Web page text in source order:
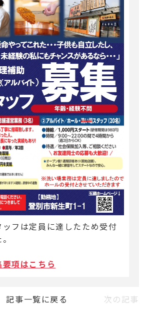
フは定員に達したため受付
項はこちら
記事一覧に戻る 次の記事